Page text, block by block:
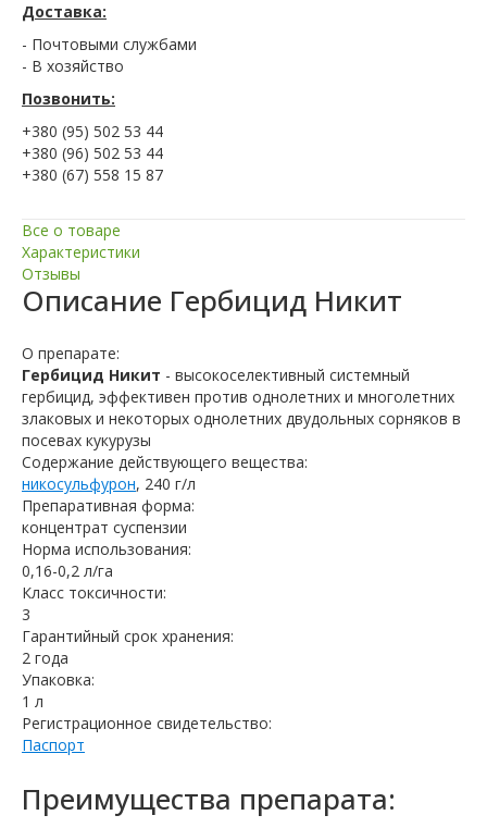
Доставка:
- Почтовыми службами
- В хозяйство
Позвонить:
+380 (95) 502 53 44
+380 (96) 502 53 44
+380 (67) 558 15 87
Все о товаре
Характеристики
Отзывы
Описание Гербицид Никит
О препарате:
Гербицид Никит - высокоселективный системный
гербицид, эффективен против однолетних и многолетних
злаковых и некоторых однолетних двудольных сорняков в
посевах кукурузы
Содержание действующего вещества:
никосульфурон, 240 г/л
Препаративная форма:
концентрат суспензии
Норма использования:
0,16-0,2 л/га
Класс токсичности:
3
Гарантийный срок хранения:
2 года
Упаковка:
1 л
Регистрационное свидетельство:
Паспорт
Преимущества препарата: